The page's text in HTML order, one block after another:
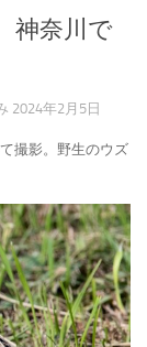
神奈川で
2024年2月5日
撮影。野生のウズ